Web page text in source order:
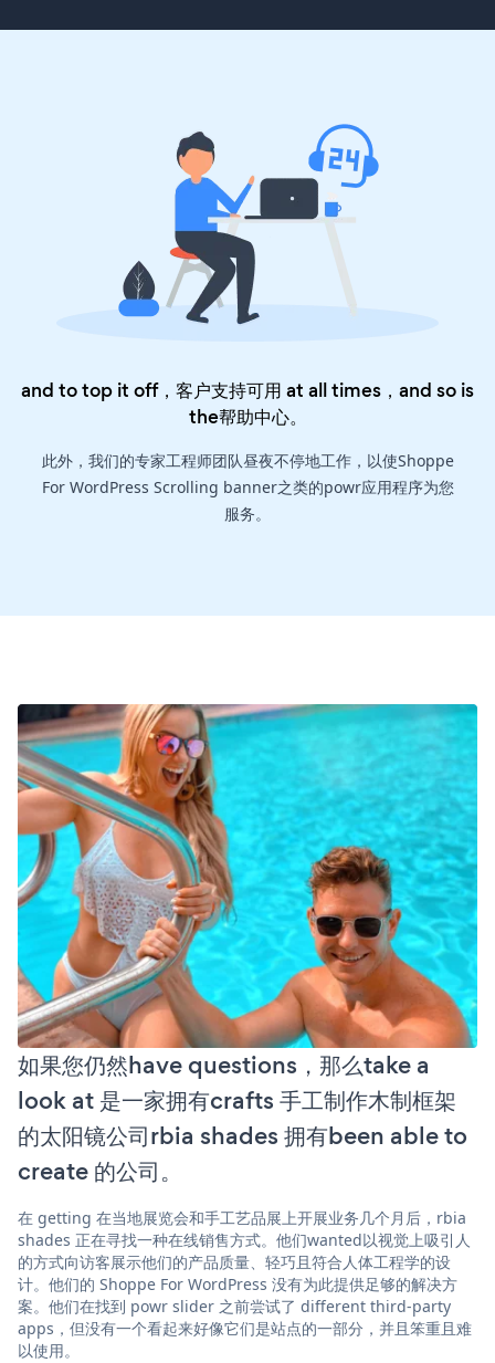
and to top it off，客户支持可用 at all times，and so is
the帮助中心。
此外，我们的专家工程师团队昼夜不停地工作，以使Shoppe
For WordPress Scrolling banner之类的powr应用程序为您
服务。
如果您仍然have questions，那么take a
look at 是一家拥有crafts 手工制作木制框架
的太阳镜公司rbia shades 拥有been able to
create 的公司。
在 getting 在当地展览会和手工艺品展上开展业务几个月后，rbia
shades 正在寻找一种在线销售方式。他们wanted以视觉上吸引人
的方式向访客展示他们的产品质量、轻巧且符合人体工程学的设
计。他们的 Shoppe For WordPress 没有为此提供足够的解决方
案。他们在找到 powr slider 之前尝试了 different third-party
apps，但没有一个看起来好像它们是站点的一部分，并且笨重且难
以使用。